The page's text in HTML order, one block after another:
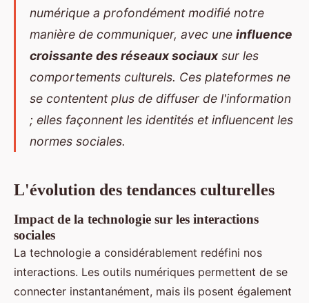
numérique a profondément modifié notre
manière de communiquer, avec une influence
croissante des réseaux sociaux sur les
comportements culturels. Ces plateformes ne
se contentent plus de diffuser de l'information
; elles façonnent les identités et influencent les
normes sociales.
L'évolution des tendances culturelles
Impact de la technologie sur les interactions
sociales
La technologie a considérablement redéfini nos
interactions. Les outils numériques permettent de se
connecter instantanément, mais ils posent également